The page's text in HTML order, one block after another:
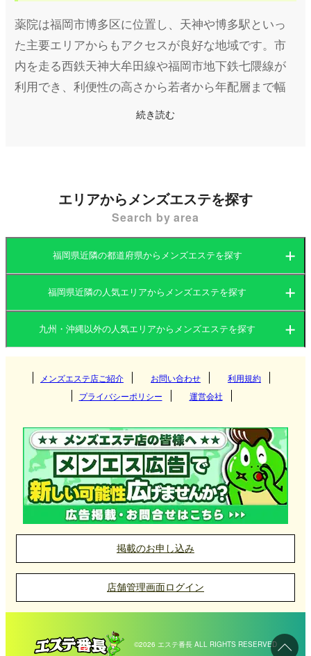
薬院は福岡市博多区に位置し、天神や博多駅といっ
た主要エリアからもアクセスが良好な地域です。市
内を走る西鉄天神大牟田線や福岡市地下鉄七隈線が
利用でき、利便性の高さから若者から年配層まで幅
広い世代が集まるエリアです。また、カフェやレス
そんな薬院エリアには、日々の疲れを癒したい人々
をターゲットとしたメンズエステ（メンエス）も多
く存在します。このエリアのメンズエステ店は、特
に隠れ家的な個室サロンやマンション型の店舗が多
く、都会の喧騒を忘れてリラックスできる環境が整
っています。薬院の特性上、居心地の良さやプライ
バシーの確保を重視した店舗が目立ち、周辺のオフ
ィスワーカーや近隣住民にも人気です。
薬院では、駅周辺を中心に徒歩圏内に店舗が点在し
た、清潔感のある高級マンションを施術スペースと
して利用する店舗や、アロマの香り漂う癒しの空間
を演出する店舗が多く見られます。
博多区薬院メンズエステ店の選び方
薬院は主要な交通機関が利用でき、周辺エリアから
のアクセスも非常に便利です。一方で、喧騒から少
し離れた落ち着いた雰囲気があり、日々のストレス
から解放されるには最適なロケーションです。
続き読む
エリアからメンズエステを探す
Search by area
福岡県近隣の都道府県からメンズエステを探す
福岡県 大分県
長崎県 宮崎県
熊本県 鹿児島県
福岡県近隣の人気エリアからメンズエステを探す
博多
天神・大名
久留米
小倉
黒崎
大分県
長崎
佐世保
宮崎県
宮崎 熊本県
熊本 鹿児島県
鹿児島 沖縄県
那覇
佐賀県
佐賀
九州・沖縄以外の人気エリアからメンズエステを探す
関東
栃木県 東京都
神奈川県 千葉県
埼玉県
大阪府 京都府
兵庫県 滋賀県
奈良県 和歌山県
東海
愛知県 岐阜県
北海道・東北
北海道 岩手県
秋田県 青森県
福島県
中国
岡山県 広島県
山口県 鳥取県
島根県
北陸・甲信越
福井県 新潟県
四国
愛媛県 香川県
メンズエステ店ご紹介 お問い合わせ
利用規約
プライバシーポリシー
運営会社
掲載のお申し込み
店舗管理画面ログイン
©2026 エステ番長 ALL RIGHTS RESERVED